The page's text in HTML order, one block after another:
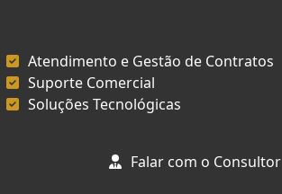
Atendimento e Gestão de Contratos
Suporte Comercial
Soluções Tecnológicas
Falar com o Consultor